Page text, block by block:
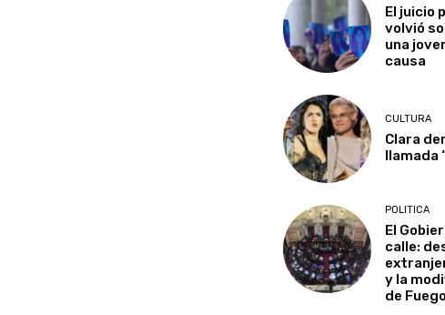
El juicio
volvió
una
causa
CULTURA
Clara
llamada
POLITICA
El
calle:
y la
de Fuego